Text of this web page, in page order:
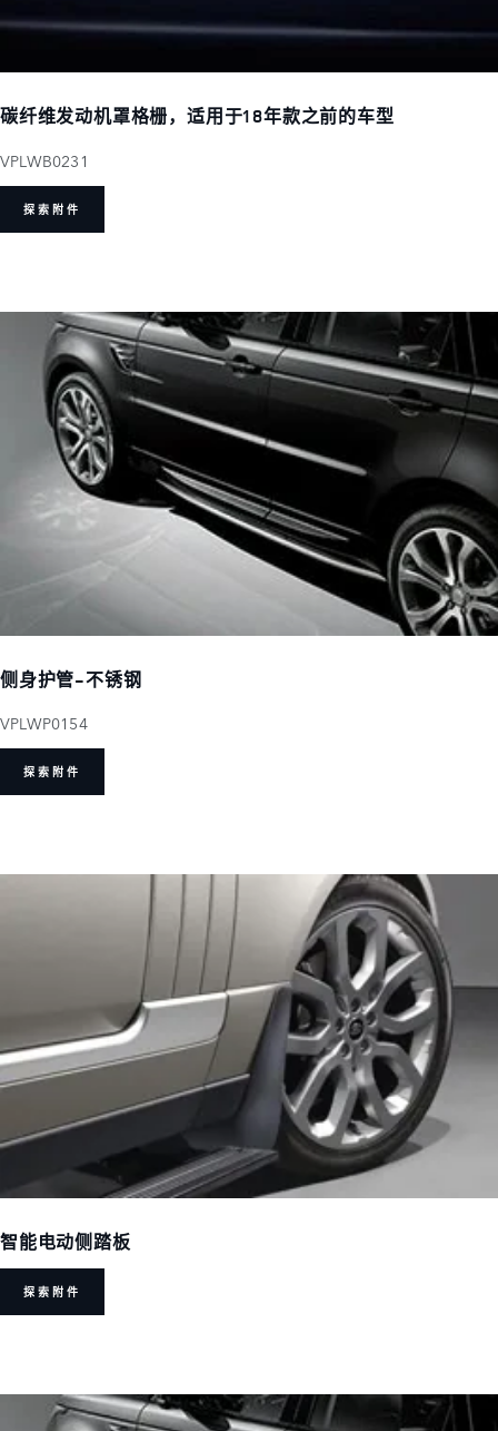
碳纤维发动机罩格栅，适用于18年款之前的车型
VPLWB0231
探索附件
侧身护管-不锈钢
VPLWP0154
探索附件
智能电动侧踏板
探索附件